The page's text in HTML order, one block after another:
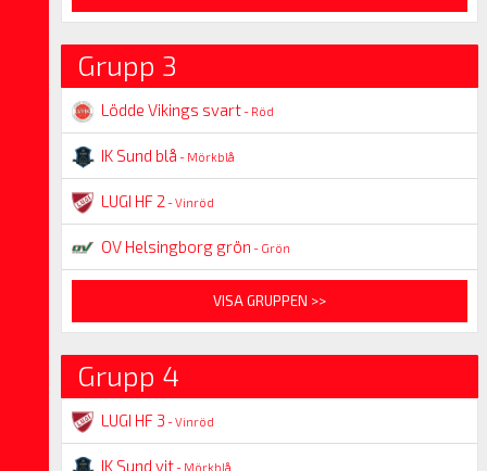
Grupp 3
Lödde Vikings svart- Röd
IK Sund blå - Mörkblå
LUGI HF 2 - Vinröd
OV Helsingborg grön - Grön
VISA GRUPPEN >>
Grupp 4
LUGI HF 3 - Vinröd
IK Sund vit- Mörkblå